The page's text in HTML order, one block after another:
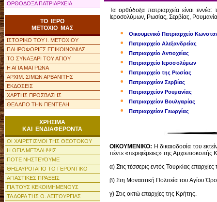
ΟΡΘΟΔΟΞΑ ΠΑΤΡΙΑΡΧΕΙΑ
ΤΟ ΙΕΡΟ
ΜΕΤΟΧΙΟ ΜΑΣ
ΙΣΤΟΡΙΚΟ ΤΟΥ Ι. ΜΕΤΟΧΙΟΥ
ΠΛΗΡΟΦΟΡΙΕΣ ΕΠΙΚΟΙΝΩΝΙΑΣ
ΤΟ ΣΥΝΑΞΑΡΙ ΤΟΥ ΑΓΙΟΥ
Η ΑΓΙΑ ΜΑΤΡΩΝΑ
ΑΡΧΙΜ. ΣΙΜΩΝ ΑΡΒΑΝΙΤΗΣ
ΕΚΔΟΣΕΙΣ
ΧΑΡΤΗΣ ΠΡΟΣΒΑΣΗΣ
ΘΕΑ ΑΠΟ ΤΗΝ ΠΕΝΤΕΛΗ
ΧΡΗΣΙΜΑ
ΚΑΙ ΕΝΔΙΑΦΕΡΟΝΤΑ
ΟΙ ΧΑΙΡΕΤΙΣΜΟΙ ΤΗΣ ΘΕΟΤΟΚΟΥ
Η ΘΕΙΑ ΜΕΤΑΛΗΨΙΣ
ΠΟΤΕ ΝΗΣΤΕΥΟΥΜΕ
ΘΗΣΑΥΡΟΙ ΑΠΟ ΤΟ ΓΕΡΟΝΤΙΚΟ
ΑΓΙΑΣΤΙΚΕΣ ΠΡΑΞΕΙΣ
ΓΙΑ ΤΟΥΣ ΚΕΚΟΙΜΗΜΕΝΟΥΣ
ΤΑ ΔΩΡΑ ΤΗΣ Θ. ΛΕΙΤΟΥΡΓΙΑΣ
Τα ορθόδοξα πατριαρχεία είναι εννέα:
Ιεροσολύμων, Ρωσίας, Σερβίας,
Οικουμενικό Πατριαρχείο
Πατριαρχείο Αλεξανδρείας
Πατριαρχείο Αντιοχείας
Πατριαρχείο Ιεροσολύμων
Πατριαρχείο της Ρωσίας
Πατριαρχείον Σερβίας
Πατριαρχείον Ρουμανίας
Πατριαρχείον Βουλγαρίας
Πατριαρχείον Γεωργίας
ΟΙΚΟΥΜΕΝΙΚΟ: Η δικαιοδοσία του
πέντε «περιφέρειες» της Αρχιεπισκοπής
α) Στις τέσσερις εντός Τουρκίας
β) Στη Μοναστική Πολιτεία του Αγίου
γ) Στις οκτώ επαρχίες της Κρήτης.